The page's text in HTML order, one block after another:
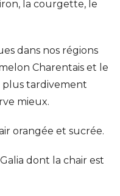
la courgette, le
dans nos régions
Charentais et le
plus tardivement
mieux.
orangée et sucrée.
dont la chair est